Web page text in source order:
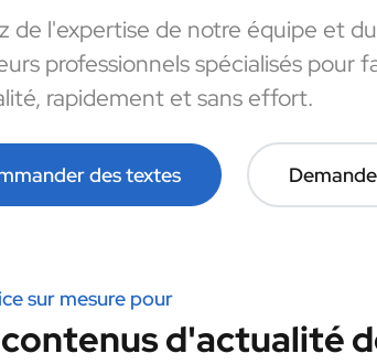
de l'expertise de notre équipe et
professionnels spécialisés pour
rapidement et sans effort.
des textes
sur mesure pour
d'actualité